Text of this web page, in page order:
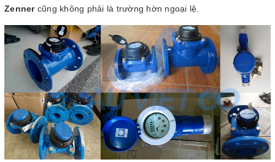
Zennercũng không phải là trường hờn ngoại lệ.